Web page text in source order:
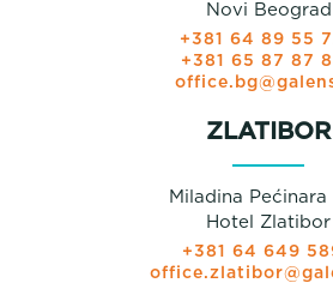
Novi Beograd
+381 64 89 55
+381 65 87 87
ZLATIBOR
Miladina Pećinara
Hotel Zlatibor
+381 64 649